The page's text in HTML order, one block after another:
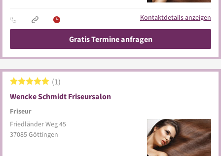
Kontaktdetails anzeigen
Gratis Termine anfragen
Wencke Schmidt Friseursalon
Friseur
1
Friedländer Weg 45
37085Göttingen